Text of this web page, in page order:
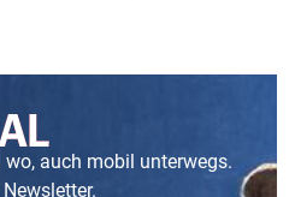
wo, auch mobil unterwegs.